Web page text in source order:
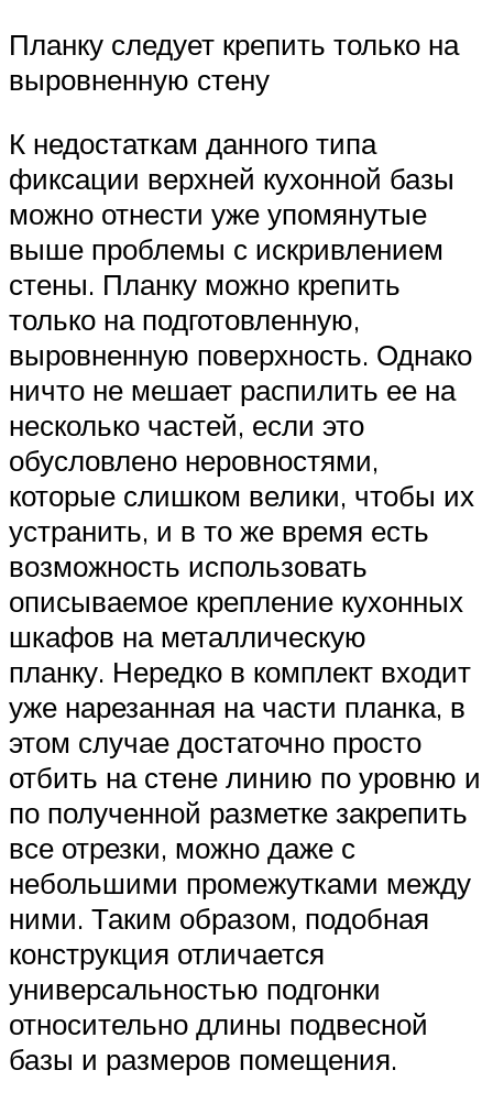
Планку следует крепить только на
выровненную стену
К недостаткам данного типа
фиксации верхней кухонной базы
можно отнести уже упомянутые
выше проблемы с искривлением
стены. Планку можно крепить
только на подготовленную,
выровненную поверхность. Однако
ничто не мешает распилить ее на
несколько частей, если это
обусловлено неровностями,
которые слишком велики, чтобы их
устранить, и в то же время есть
возможность использовать
описываемое крепление кухонных
шкафов на металлическую
планку. Нередко в комплект входит
уже нарезанная на части планка, в
этом случае достаточно просто
отбить на стене линию по уровню и
по полученной разметке закрепить
все отрезки, можно даже с
небольшими промежутками между
ними. Таким образом, подобная
конструкция отличается
универсальностью подгонки
относительно длины подвесной
базы и размеров помещения.